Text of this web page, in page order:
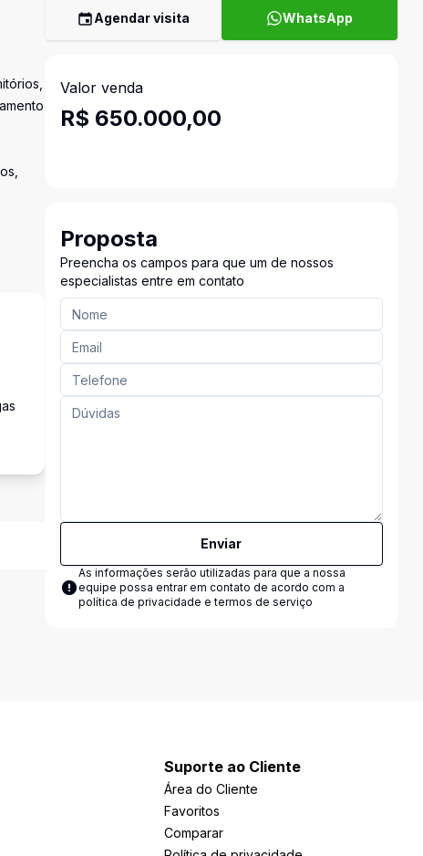
s
Agendar visita WhatsApp
Valor venda
R$ 650.000,00
Proposta
Preencha os campos para que um de nossos
especialistas entre em contato
Enviar
As informações serão utilizadas para que a nossa
equipe possa entrar em contato de acordo com a
política de privacidade e termos de serviço
Suporte ao Cliente
Área do Cliente
Favoritos
Comparar